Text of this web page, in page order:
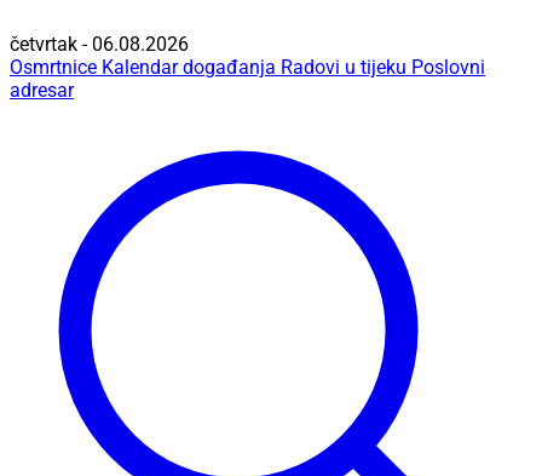
četvrtak - 06.08.2026
Osmrtnice Kalendar događanja Radovi u tijeku Poslovni
adresar